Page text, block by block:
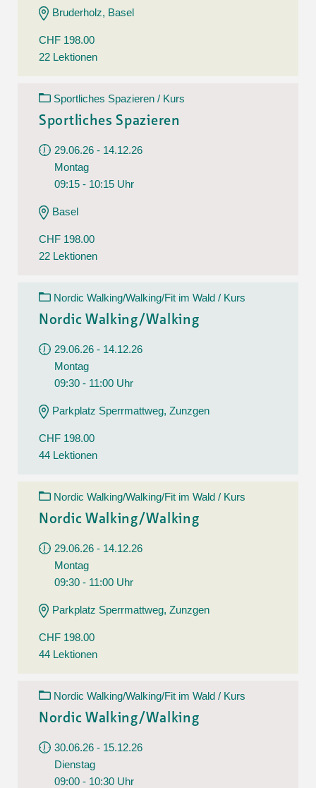
Bruderholz, Basel
CHF 198.00
22 Lektionen
Sportliches Spazieren / Kurs
Sportliches Spazieren
29.06.26 - 14.12.26
Montag
09:15 - 10:15 Uhr
Basel
CHF 198.00
22 Lektionen
Nordic Walking/Walking/Fit im Wald / Kurs
Nordic Walking/Walking
29.06.26 - 14.12.26
Montag
09:30 - 11:00 Uhr
Parkplatz Sperrmattweg, Zunzgen
CHF 198.00
44 Lektionen
Nordic Walking/Walking/Fit im Wald / Kurs
Nordic Walking/Walking
29.06.26 - 14.12.26
Montag
09:30 - 11:00 Uhr
Parkplatz Sperrmattweg, Zunzgen
CHF 198.00
44 Lektionen
Nordic Walking/Walking/Fit im Wald / Kurs
Nordic Walking/Walking
30.06.26 - 15.12.26
Dienstag
09:00 - 10:30 Uhr